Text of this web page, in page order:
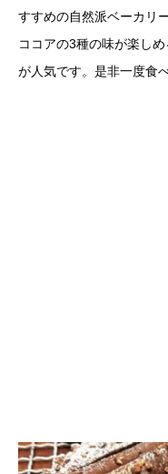
すすめの自然派ベーカリ
ココアの3種の味が楽し
が人気です。是非一度食